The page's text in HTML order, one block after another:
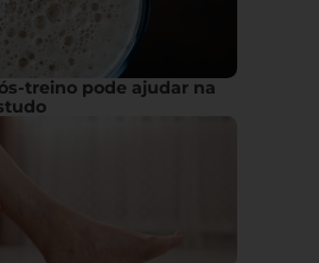
treino pode ajudar na